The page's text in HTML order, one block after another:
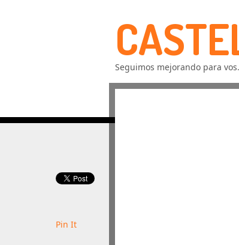
Seguimos mejorando para vos.
Pin It